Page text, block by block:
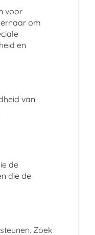
voor
om
en
van
de
die de
Zoek